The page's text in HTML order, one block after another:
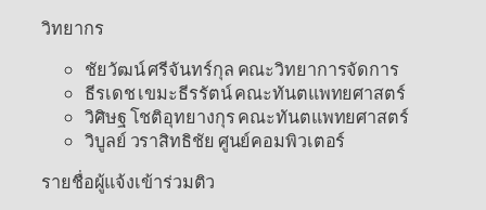
วิทยากร
ชัยวัฒน์ ศรีจันทร์กุล คณะวิทยาการจัดการ
ธีรเดช เขมะธีรรัตน์ คณะทันตแพทยศาสตร์
วิศิษฐ โชติอุทยางกุร คณะทันตแพทยศาสตร์
วิบูลย์ วราสิทธิชัย ศูนย์คอมพิวเตอร์
รายชื่อผู้แจ้งเข้าร่วมติว